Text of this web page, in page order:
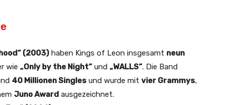
(2003) haben Kings of Leon insgesamt neun
wie „Only by the Night“ und „WALLS“. Die Band
40 Millionen Singles und wurde mit vier Grammys,
Juno Award ausgezeichnet.